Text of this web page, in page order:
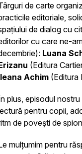
de carte
editoriale,
de dialog cu
cu care ne-
Luana
(Editura
Achim (Editura
plus, episodul
pentru copii,
de povești de
mulțumim pentru